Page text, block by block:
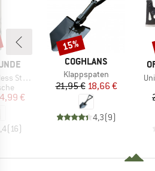
500ml
Preis
4,99 €
(16)
MARKE
COGHLANS
Artikel
Klappspaten
Preis
21,95 €reduzierter Preis
18,66 €
4,3(9)
Rabatt
15%